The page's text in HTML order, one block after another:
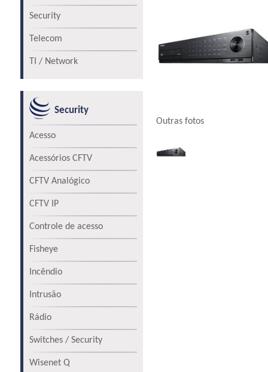
Security
Telecom
TI / Network
Security
Acesso
Acessórios CFTV
CFTV Analógico
CFTV IP
Controle de acesso
Fisheye
Incêndio
Intrusão
Rádio
Switches / Security
Wisenet Q
Outras fotos